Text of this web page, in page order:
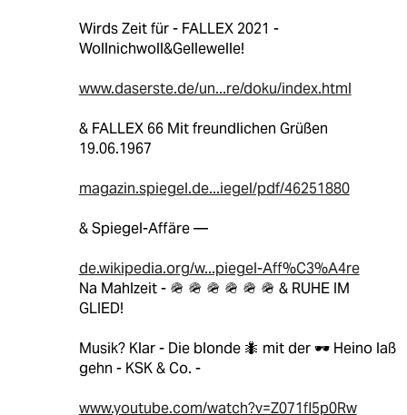
Wirds Zeit für - FALLEX 2021 -
Wollnichwoll&Gellewelle!
www.daserste.de/un...re/doku/index.html
& FALLEX 66 Mit freundlichen Grüßen
19.06.1967
magazin.spiegel.de...iegel/pdf/46251880
& Spiegel-Affäre —
de.wikipedia.org/w...piegel-Aff%C3%A4re
Na Mahlzeit - 🪖 🪖 🪖 🪖 🪖 🪖 & RUHE IM
GLIED!
Musik? Klar - Die blonde 🐜 mit der 🕶 Heino laß
gehn - KSK & Co. -
www.youtube.com/watch?v=Z071fl5p0Rw